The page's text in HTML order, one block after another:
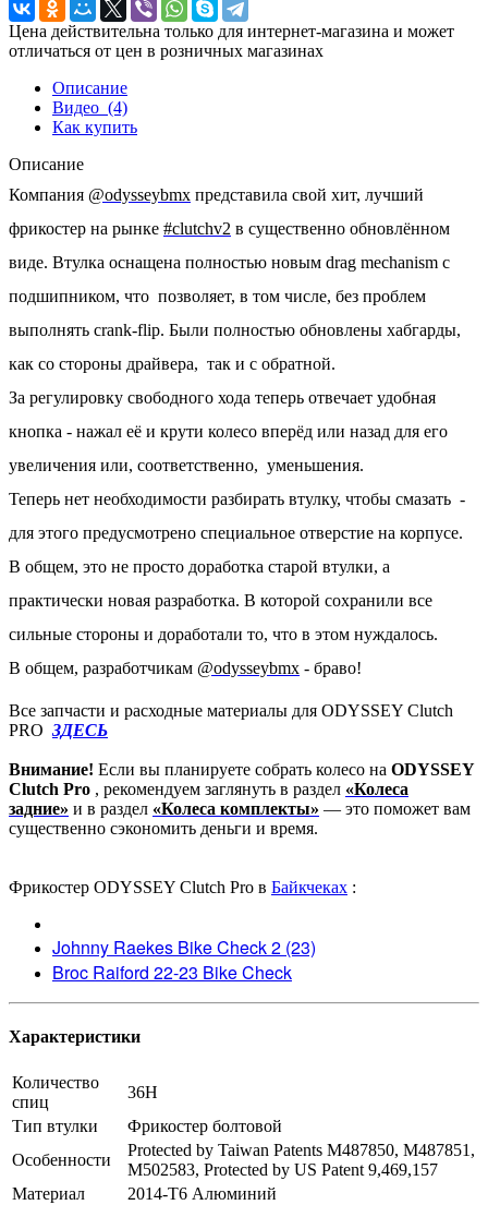
Цена действительна только для интернет-магазина и может
отличаться от цен в розничных магазинах
Описание
Видео (4)
Как купить
Описание
Компания @odysseybmx представила свой хит, лучший
фрикостер на рынке #clutchv2 в существенно обновлённом
виде. Втулка оснащена полностью новым drag mechanism с
подшипником, что позволяет, в том числе, без проблем
выполнять crank-flip. Были полностью обновлены хабгарды,
как со стороны драйвера, так и с обратной.
За регулировку свободного хода теперь отвечает удобная
кнопка - нажал её и крути колесо вперёд или назад для его
увеличения или, соответственно, уменьшения.
Теперь нет необходимости разбирать втулку, чтобы смазать -
для этого предусмотрено специальное отверстие на корпусе.
В общем, это не просто доработка старой втулки, а
практически новая разработка. В которой сохранили все
сильные стороны и доработали то, что в этом нуждалось.
В общем, разработчикам @odysseybmx - браво!
Все запчасти и расходные материалы для ODYSSEY Clutch
PRO ЗДЕСЬ
Внимание! Если вы планируете собрать колесо на ODYSSEY
Clutch Pro , рекомендуем заглянуть в раздел «Колеса
задние» и в раздел «Колеса комплекты» — это поможет вам
существенно сэкономить деньги и время.
Фрикостер ODYSSEY Clutch Pro в Байкчеках :
Johnny Raekes Bike Check 2 (23)
Broc Raiford 22-23 Bike Check
Характеристики
Количество
спиц
36H
Тип втулки
Фрикостер болтовой
Особенности
Protected by Taiwan Patents M487850, M487851,
M502583, Protected by US Patent 9,469,157
Материал
2014-T6 Алюминий